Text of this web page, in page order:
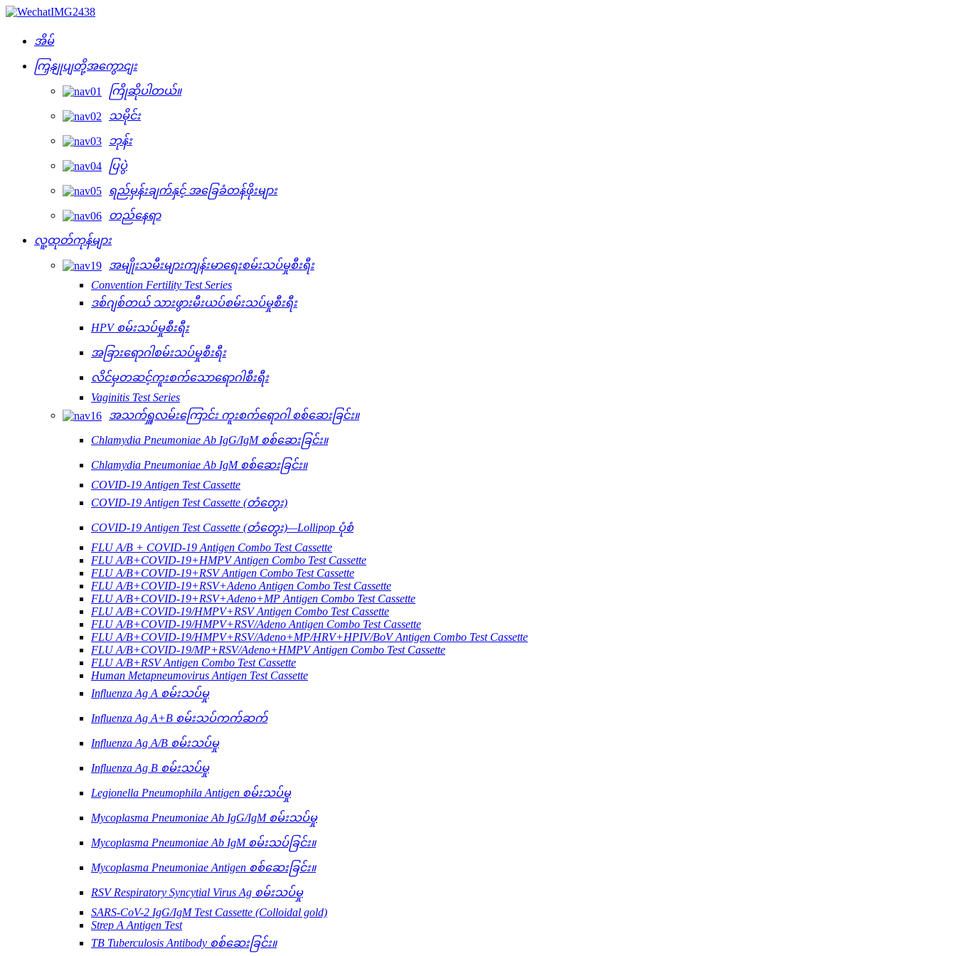
အိမ်
ကြှနျုပျတို့အကွောငျး
ကြိုဆိုပါတယ်။
သမိုင်း
ဘုန်း
ပြပွဲ
ရည်မှန်းချက်နှင့် အခြေခံတန်ဖိုးများ
တည်နေရာ
လူ့ထုတ်ကုန်များ
အမျိုးသမီးများကျန်းမာရေးစမ်းသပ်မှုစီးရီး
Convention Fertility Test Series
ဒစ်ဂျစ်တယ် သားဖွားမီးယပ်စမ်းသပ်မှုစီးရီး
HPV စမ်းသပ်မှုစီးရီး
အခြားရောဂါစမ်းသပ်မှုစီးရီး
လိင်မှတဆင့်ကူးစက်သောရောဂါစီးရီး
Vaginitis Test Series
အသက်ရှူလမ်းကြောင်း ကူးစက်ရောဂါ စစ်ဆေးခြင်း။
Chlamydia Pneumoniae Ab IgG/IgM စစ်ဆေးခြင်း။
Chlamydia Pneumoniae Ab IgM စစ်ဆေးခြင်း။
COVID-19 Antigen Test Cassette
COVID-19 Antigen Test Cassette (တံတွေး)
COVID-19 Antigen Test Cassette (တံတွေး)—Lollipop ပုံစံ
FLU A/B + COVID-19 Antigen Combo Test Cassette
FLU A/B+COVID-19+HMPV Antigen Combo Test Cassette
FLU A/B+COVID-19+RSV Antigen Combo Test Cassette
FLU A/B+COVID-19+RSV+Adeno Antigen Combo Test Cassette
FLU A/B+COVID-19+RSV+Adeno+MP Antigen Combo Test Cassette
FLU A/B+COVID-19/HMPV+RSV Antigen Combo Test Cassette
FLU A/B+COVID-19/HMPV+RSV/Adeno Antigen Combo Test Cassette
FLU A/B+COVID-19/HMPV+RSV/Adeno+MP/HRV+HPIV/BoV Antigen Combo Test Cassette
FLU A/B+COVID-19/MP+RSV/Adeno+HMPV Antigen Combo Test Cassette
FLU A/B+RSV Antigen Combo Test Cassette
Human Metapneumovirus Antigen Test Cassette
Influenza Ag A စမ်းသပ်မှု
Influenza Ag A+B စမ်းသပ်ကက်ဆက်
Influenza Ag A/B စမ်းသပ်မှု
Influenza Ag B စမ်းသပ်မှု
Legionella Pneumophila Antigen စမ်းသပ်မှု
Mycoplasma Pneumoniae Ab IgG/IgM စမ်းသပ်မှု
Mycoplasma Pneumoniae Ab IgM စမ်းသပ်ခြင်း။
Mycoplasma Pneumoniae Antigen စစ်ဆေးခြင်း။
RSV Respiratory Syncytial Virus Ag စမ်းသပ်မှု
SARS-CoV-2 IgG/IgM Test Cassette (Colloidal gold)
Strep A Antigen Test
TB Tuberculosis Antibody စစ်ဆေးခြင်း။